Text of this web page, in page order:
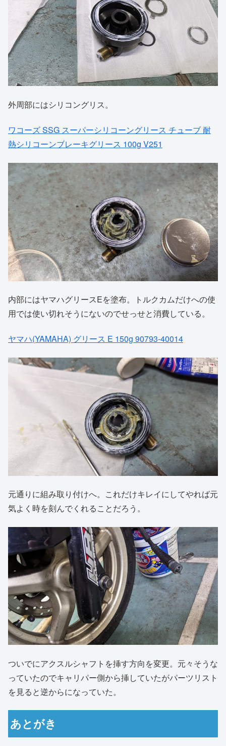
外周部にはシリコングリス。
ワコーズ SSG スーパーシリコーングリース チューブ 耐
熱シリコーンブレーキグリース 100g V251
内部にはヤマハグリースEを塗布。トルクカムだけへの使
用では使い切れそうにないのでせっせと消費している。
ヤマハ(YAMAHA) グリース E 150g 90793-40014
元通りに組み取り付けへ。これだけキレイにしてやれば元
気よく時を刻んでくれることだろう。
ついでにアクスルシャフトを挿す方向を変更。元々そうな
っていたのでキャリパー側から挿していたがパーツリスト
を見ると逆からになっていた。
あとがき